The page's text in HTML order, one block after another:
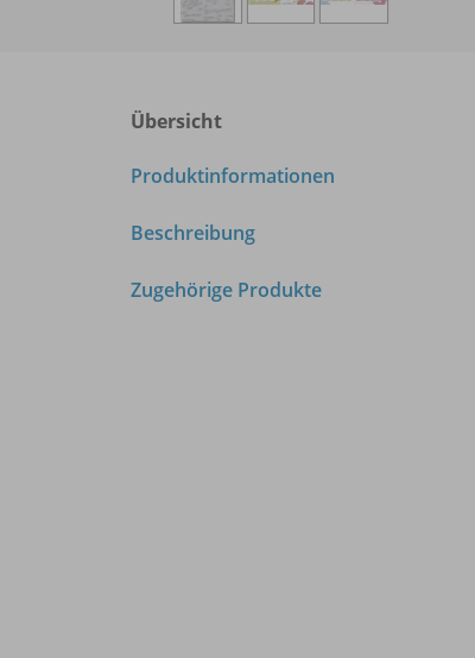
Übersicht
Produktinformationen
Beschreibung
Zugehörige Produkte